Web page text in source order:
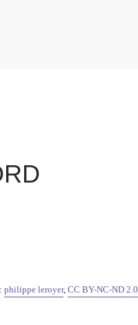
philippe leroyer, CC BY-NC-ND 2.0